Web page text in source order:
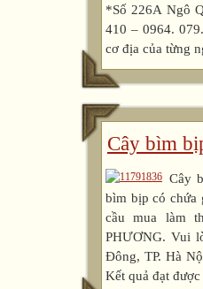
*Số 226A Ngô
410 – 0964.
cơ địa của từng
Cây bìm
Cây
bìm bịp có chứa
cầu mua làm
PHƯƠNG. Vui
Đông, TP. Hà
Kết quả đạt